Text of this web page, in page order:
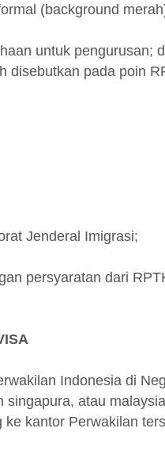
(background
untuk pengurusan;
disebutkan pada poin
Jenderal Imigrasi;
persyaratan dari
Indonesia di
singapura, atau
kantor Perwakilan